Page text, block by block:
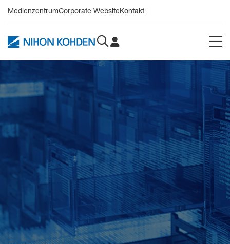
MedienzentrumCorporate WebsiteKontakt
PDF
Video
Patientenüberwachung
Beatmung
In-vitro-Diagnostik
Digital Health
Zubehör & Verbrauchsmaterialien